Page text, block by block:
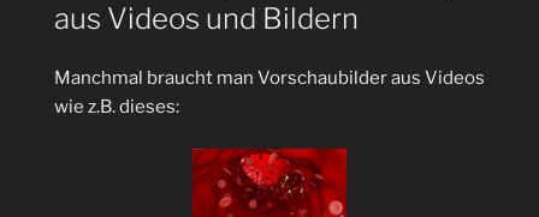
aus Videos und Bildern
Manchmal braucht man Vorschaubilder aus Videos
wie z.B. dieses: